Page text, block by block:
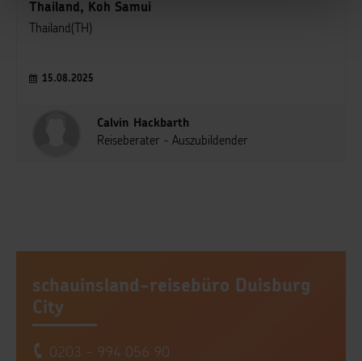
Thailand, Koh Samui
Thailand(TH)
15.08.2025
Calvin Hackbarth
Reiseberater - Auszubildender
schauinsland-reisebüro Duisburg
City
0203 - 994 056 90